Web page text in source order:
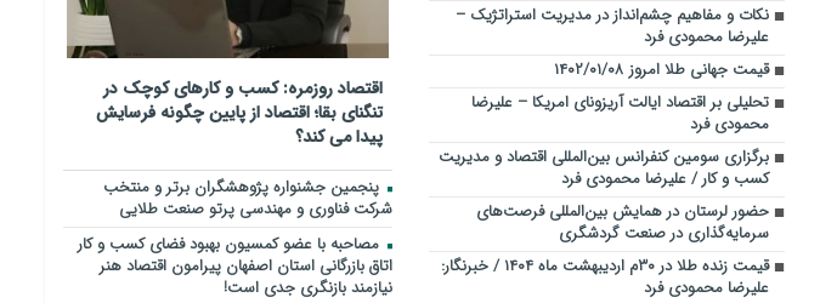
نکات و مفاهیم چشم‌انداز در مدیریت استراتژیک –
علیرضا محمودی فرد
قیمت جهانی طلا امروز ۱۴۰۲/۰۱/۰۸
تحلیلی بر اقتصاد ایالت آریزونای امریکا – علیرضا
محمودی فرد
برگزاری سومین کنفرانس بین‌المللی اقتصاد و مدیریت
کسب و کار / علیرضا محمودی فرد
حضور لرستان در همایش بین‌المللی فرصت‌های
سرمایه‌گذاری در صنعت گردشگری
قیمت زنده طلا در ۳۰م اردیبهشت ماه ۱۴۰۴ / خبرنگار:
علیرضا محمودی فرد
اقتصاد روزمره: کسب‌ و کارهای کوچک در
تنگنای بقا؛ اقتصاد از پایین چگونه فرسایش
پیدا می کند؟
پنجمین جشنواره پژوهشگران برتر و منتخب
شرکت فناوری و مهندسی پرتو صنعت طلایی
مصاحبه با عضو کمسیون بهبود فضای کسب و کار
اتاق بازرگانی استان اصفهان پیرامون اقتصاد هنر
نیازمند بازنگری جدی است!